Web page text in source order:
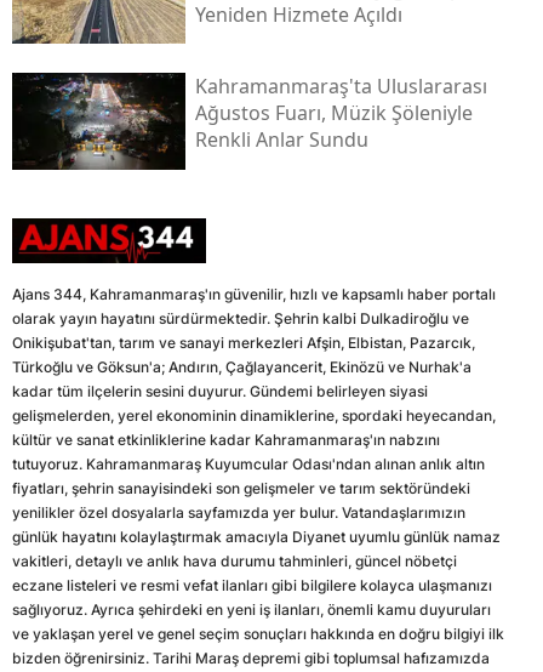
Yeniden Hizmete Açıldı
Kahramanmaraş'ta Uluslararası
Ağustos Fuarı, Müzik Şöleniyle
Renkli Anlar Sundu
Ajans 344, Kahramanmaraş'ın güvenilir, hızlı ve kapsamlı haber portalı
olarak yayın hayatını sürdürmektedir. Şehrin kalbi Dulkadiroğlu ve
Onikişubat'tan, tarım ve sanayi merkezleri Afşin, Elbistan, Pazarcık,
Türkoğlu ve Göksun'a; Andırın, Çağlayancerit, Ekinözü ve Nurhak'a
kadar tüm ilçelerin sesini duyurur. Gündemi belirleyen siyasi
gelişmelerden, yerel ekonominin dinamiklerine, spordaki heyecandan,
kültür ve sanat etkinliklerine kadar Kahramanmaraş'ın nabzını
tutuyoruz. Kahramanmaraş Kuyumcular Odası'ndan alınan anlık altın
fiyatları, şehrin sanayisindeki son gelişmeler ve tarım sektöründeki
yenilikler özel dosyalarla sayfamızda yer bulur. Vatandaşlarımızın
günlük hayatını kolaylaştırmak amacıyla Diyanet uyumlu günlük namaz
vakitleri, detaylı ve anlık hava durumu tahminleri, güncel nöbetçi
eczane listeleri ve resmi vefat ilanları gibi bilgilere kolayca ulaşmanızı
sağlıyoruz. Ayrıca şehirdeki en yeni iş ilanları, önemli kamu duyuruları
ve yaklaşan yerel ve genel seçim sonuçları hakkında en doğru bilgiyi ilk
bizden öğrenirsiniz. Tarihi Maraş depremi gibi toplumsal hafızamızda